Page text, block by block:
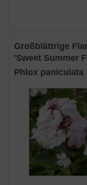
Großblättrige Flammenblume
'Sweet Summer
Phlox